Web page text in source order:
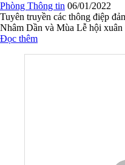
Phòng Thông tin 06/01/2022
Tuyên truyền các thông điệp
Nhâm Dần và Mùa Lễ hội xuân
Đọc thêm